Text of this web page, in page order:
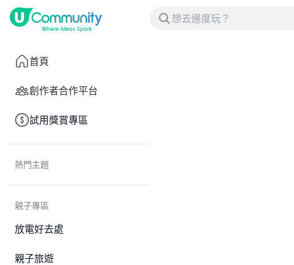
首頁
創作者合作平台
試用獎賞專區
熱門主題
親子專區
放電好去處
親子旅遊